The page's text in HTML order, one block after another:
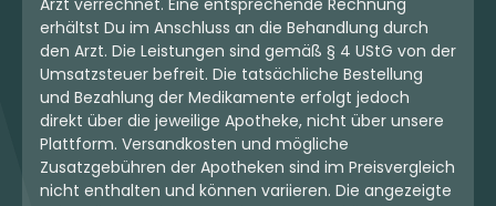
erhältst Du im Anschluss an die Behandlung durch
den Arzt. Die Leistungen sind gemäß § 4 UStG von der
Umsatzsteuer befreit. Die tatsächliche Bestellung
und Bezahlung der Medikamente erfolgt jedoch
direkt über die jeweilige Apotheke, nicht über unsere
Plattform. Versandkosten und mögliche
Zusatzgebühren der Apotheken sind im Preisvergleich
nicht enthalten und können variieren. Die angezeigte